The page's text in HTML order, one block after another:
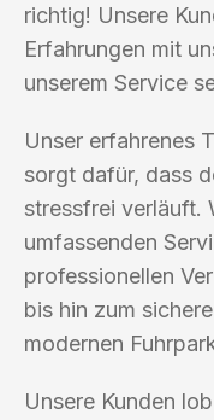
richtig! Unsere
Erfahrungen mit
unserem Service
Unser erfahrenes
sorgt dafür, dass
stressfrei verläuft.
umfassenden
professionellen
bis hin zum
modernen
Unsere Kunden